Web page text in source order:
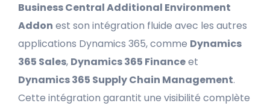
Business Central Additional Environment
Addon est son intégration fluide avec les autres
applications Dynamics 365, comme Dynamics
365 Sales, Dynamics 365 Financeet
Dynamics 365 Supply Chain Management.
Cette intégration garantit une visibilité complète